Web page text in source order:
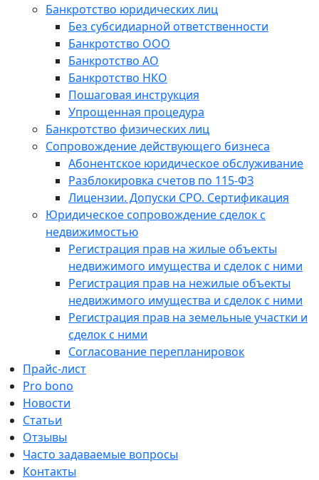
Банкротство юридических лиц
Без субсидиарной ответственности
Банкротство ООО
Банкротство АО
Банкротство НКО
Пошаговая инструкция
Упрощенная процедура
Банкротство физических лиц
Сопровождение действующего бизнеса
Абонентское юридическое обслуживание
Разблокировка счетов по 115-ФЗ
Лицензии. Допуски СРО. Сертификация
Юридическое сопровождение сделок с
недвижимостью
Регистрация прав на жилые объекты
недвижимого имущества и сделок с ними
Регистрация прав на нежилые объекты
недвижимого имущества и сделок с ними
Регистрация прав на земельные участки и
сделок с ними
Согласование перепланировок
Прайс-лист
Pro bono
Новости
Статьи
Отзывы
Часто задаваемые вопросы
Контакты